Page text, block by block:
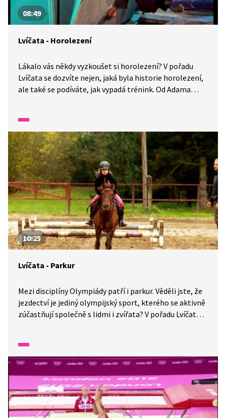
08:49
Lvíčata - Horolezení
Lákalo vás někdy vyzkoušet si horolezení? V pořadu
Lvíčata se dozvíte nejen, jaká byla historie horolezení,
ale také se podíváte, jak vypadá trénink. Od Adama
10:25
Lvíčata - Parkur
Mezi disciplíny Olympiády patří i parkur. Věděli jste, že
jezdectví je jediný olympijský sport, kterého se aktivně
zúčastňují společně s lidmi i zvířata? V pořadu Lvíčata